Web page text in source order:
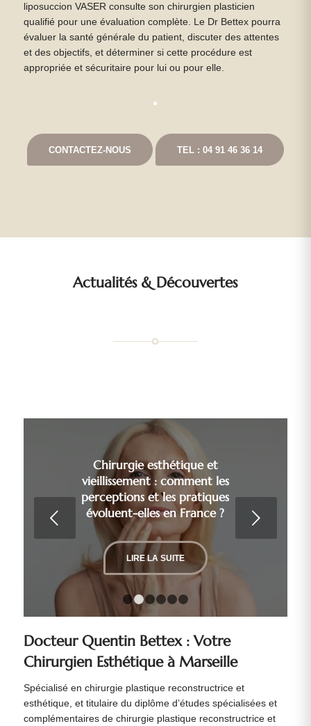
liposuccion VASER consulte son chirurgien plasticien
qualifié pour une évaluation complète. Le Dr Bettex pourra
évaluer la santé générale du patient, discuter des attentes
et des objectifs, et déterminer si cette procédure est
appropriée et sécuritaire pour lui ou pour elle.
CONTACTEZ-NOUS TEL : 04 91 46 36 14
Actualités & Découvertes
Chirurgie esthétique et
vieillissement : comment les
perceptions et les pratiques
évoluent-elles en France ?
LIRE LA SUITE
Suivant
Docteur Quentin Bettex : Votre
Chirurgien Esthétique à Marseille
Spécialisé en chirurgie plastique reconstructrice et
esthétique, et titulaire du diplôme d’études spécialisées et
complémentaires de chirurgie plastique reconstructrice et